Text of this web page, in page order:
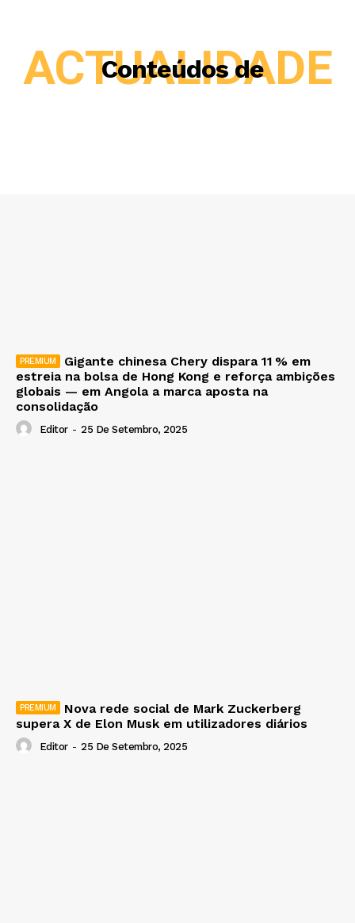
Conteúdos de
ACTUALIDADE
Gigante chinesa Chery dispara 11 % em
estreia na bolsa de Hong Kong e reforça ambições
globais — em Angola a marca aposta na
consolidação
Editor - 25 De Setembro, 2025
Nova rede social de Mark Zuckerberg
supera X de Elon Musk em utilizadores diários
Editor - 25 De Setembro, 2025